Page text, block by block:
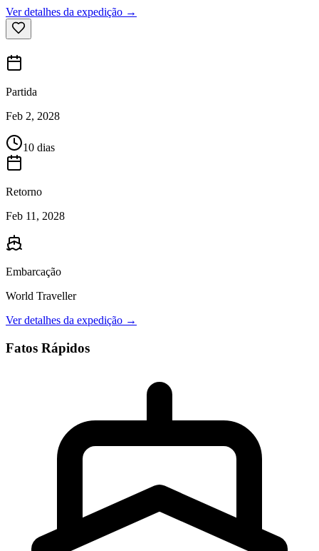
Ver detalhes da expedição →
Partida
Feb 2, 2028
10 dias
Retorno
Feb 11, 2028
Embarcação
World Traveller
Ver detalhes da expedição →
Fatos Rápidos